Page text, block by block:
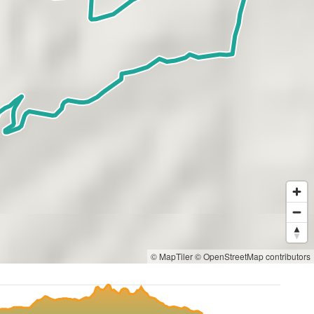
© MapTiler© OpenStreetMap contributors